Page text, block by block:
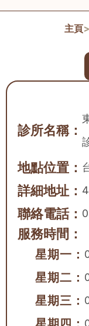
主頁
診所名稱：
地點位置：
詳細地址：
聯絡電話：
服務時間：
星期一：
星期二：
星期三：